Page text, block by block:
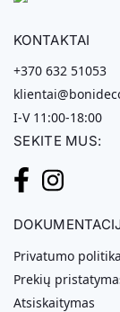
KONTAKTAI
+370 632 51053
I-V 11:00-18:00
SEKITE MUS:
Privatumo politika
Prekių
Atsiskaitymas